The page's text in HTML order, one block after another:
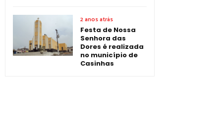
2 anos atrás
Festa de Nossa
Senhora das
Dores é realizada
no município de
Casinhas